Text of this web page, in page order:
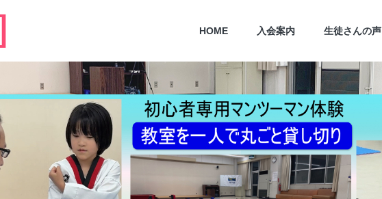
HOME 入会案内 生徒さんの声